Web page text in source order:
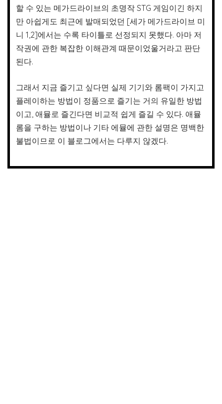
할 수 있는 메가드라이브의 초명작 STG 게임이긴 하지
만 아쉽게도 최근에 발매되었던 [세가 메가드라이브 미
니 1,2]에서는 수록 타이틀로 선정되지 못했다. 아마 저
작권에 관한 복잡한 이해관계 때문이었울거라고 판단
된다.
그래서 지금 즐기고 싶다면 실제 기기와 롬팩이 가지고
플레이하는 방법이 정품으로 즐기는 거의 유일한 방법
이고, 애뮬로 즐긴다면 비교적 쉽게 즐길 수 있다. 애뮬
롬을 구하는 방법이나 기타 에뮬에 관한 설명은 명백한
불법이므로 이 블로그에서는 다루지 않겠다.